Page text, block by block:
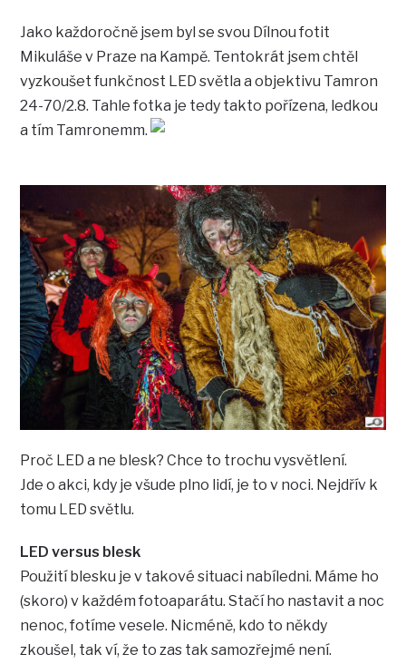
Jako každoročně jsem byl se svou Dílnou fotit
Mikuláše v Praze na Kampě. Tentokrát jsem chtěl
vyzkoušet funkčnost LED světla a objektivu Tamron
24-70/2.8. Tahle fotka je tedy takto pořízena, ledkou
a tím Tamronemm.
Proč LED a ne blesk? Chce to trochu vysvětlení.
Jde o akci, kdy je všude plno lidí, je to v noci. Nejdřív k
tomu LED světlu.
LED versus blesk
Použití blesku je v takové situaci nabíledni. Máme ho
(skoro) v každém fotoaparátu. Stačí ho nastavit a noc
nenoc, fotíme vesele. Nicméně, kdo to někdy
zkoušel, tak ví, že to zas tak samozřejmé není.